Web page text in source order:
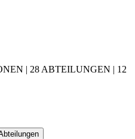
| 28 ABTEILUNGEN | 12